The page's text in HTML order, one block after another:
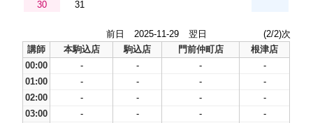
30
31
前日 2025-11-29 翌日
(2/2)次
講師
本駒込店 駒込店 門前仲町店
根津店
00:00
- - -
-
01:00
- - -
-
02:00
- - -
-
03:00
- - -
-